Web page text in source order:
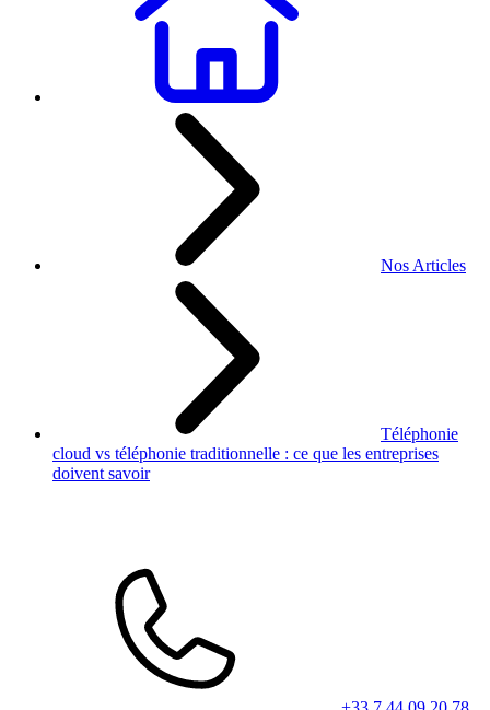
Nos Articles
Téléphonie
cloud vs téléphonie traditionnelle : ce que les entreprises
doivent savoir